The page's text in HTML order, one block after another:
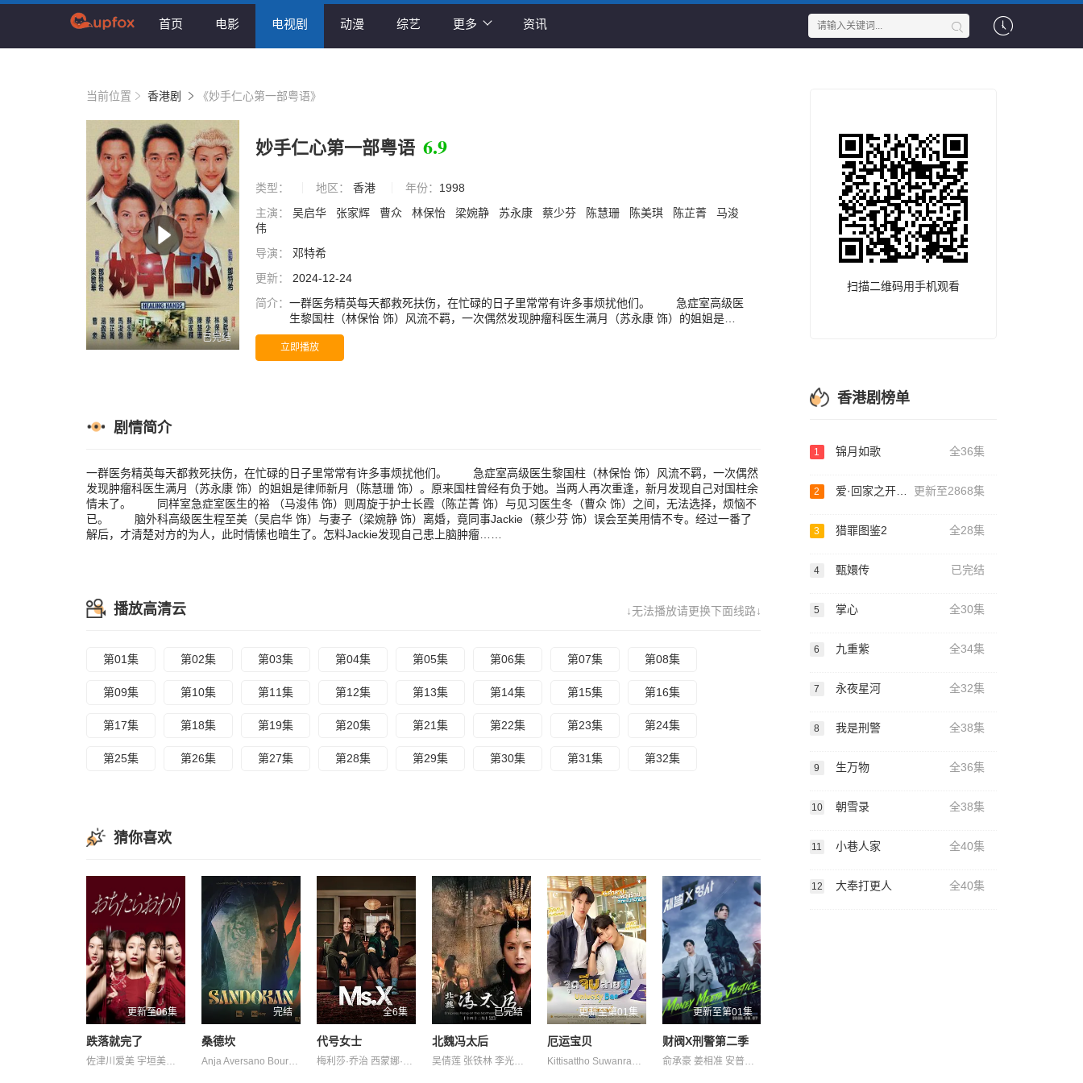
首页 电影 电视剧 动漫 综艺 更多 资讯
当前位置 香港剧 《妙手仁心第一部粤语》
已完结
妙手仁心第一部粤语 6.9
类型： 地区： 香港 年份： 1998
主演：
吴启华 张家辉 曹众 林保怡 梁婉静 苏永康 蔡少芬 陈慧珊 陈美琪 陈芷菁
马浚
伟
导演：
邓特希
更新：
2024-12-24
简介： 一群医务精英每天都救死扶伤，在忙碌的日子里常常有许多事烦扰他们。 急症室高级医
生黎国柱（林保怡 饰）风流不羁，一次偶然发现肿瘤科医生满月（苏永康 饰）的姐姐是律
师新月（陈慧珊 饰）。原来国柱曾经有负于她。当两人再次重逢，新月发现自己对国柱余情
未了。 同样室急症室医生的裕 （马浚伟 饰）则周旋于护士长霞（陈芷菁 饰）与见习医
生冬（曹众 饰）之间，无法选择，烦恼不已。 脑外科高级医生程至美（吴启华 饰）与
立即播放
剧情简介
一群医务精英每天都救死扶伤，在忙碌的日子里常常有许多事烦扰他们。 急症室高级医生黎国柱（林保怡 饰）风流不羁，一次偶然
发现肿瘤科医生满月（苏永康 饰）的姐姐是律师新月（陈慧珊 饰）。原来国柱曾经有负于她。当两人再次重逢，新月发现自己对国柱余
情未了。 同样室急症室医生的裕 （马浚伟 饰）则周旋于护士长霞（陈芷菁 饰）与见习医生冬（曹众 饰）之间，无法选择，烦恼不
已。 脑外科高级医生程至美（吴启华 饰）与妻子（梁婉静 饰）离婚，竟同事Jackie（蔡少芬 饰）误会至美用情不专。经过一番了
解后，才清楚对方的为人，此时情愫也暗生了。怎料Jackie发现自己患上脑肿瘤……
↓无法播放请更换下面线路↓
播放高清云
第01集 第02集 第03集 第04集 第05集 第06集 第07集 第08集
第09集 第10集 第11集 第12集 第13集 第14集 第15集 第16集
第17集 第18集 第19集 第20集 第21集 第22集 第23集 第24集
第25集 第26集 第27集 第28集 第29集 第30集 第31集 第32集
猜你喜欢
更新至06集
跌落就完了
佐津川爱美 宇垣美里 篠田麻里子 铃木纱理奈 风吹惠
完结
桑德坎
Anja Aversano Bourdais Drabble Franklin Fraschetti Freddy Gaiozzi Gilberto Gilberto Giulia Gliozzi Hodson Kay Madeleine Marcus Mattia Mauro Price Samuel Sonnino 安吉丽卡·德维 山内春彦 爱德·维斯特维克 瑟吉·诺普科 约翰·汉纳 萨穆埃莱·塞格雷托 西蒙·里佐尼 詹·亚曼 阿兰娜·布卢尔 阿莱桑德罗·普莱齐奥西 马克·格罗西
全6集
代号女士
梅利莎·乔治 西蒙娜·凯塞尔 迪恩·奥戈曼
已完结
北魏冯太后
吴倩莲 张铁林 李光洁 沈傲君 陈小艺
更新至第01集
厄运宝贝
Kittisattho Suwanrakanont Tiranat Tupthong 塔南·罗哈瓦塔那库 娜妮查·桑曼尼 帕纳功·拉克西里阿瑞 纳塔帕·宁吉拉瓦 纳帕特·帕查拉恰瓦雷
更新至第01集
财阀X刑警第二季
俞承豪 姜相准 安普贤 郑恩彩 金伸比
扫描二维码用手机观看
香港剧榜单
1 锦月如歌 全36集
2 爱·回家之开心速递 更新至2868集
3 猎罪图鉴2 全28集
4 甄嬛传 已完结
5 掌心 全30集
6 九重紫 全34集
7 永夜星河 全32集
8 我是刑警 全38集
9 生万物 全36集
10 朝雪录 全38集
11 小巷人家 全40集
12 大奉打更人 全40集